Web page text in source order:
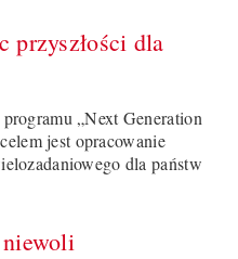
przyszłości dla
„Next Generation
jest opracowanie
dla państw
niewoli